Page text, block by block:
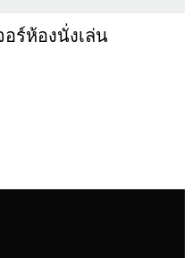
ร์ห้องนั่งเล่น